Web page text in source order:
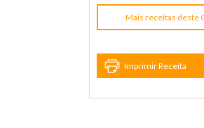
Mais receitas deste
Imprimir Receita